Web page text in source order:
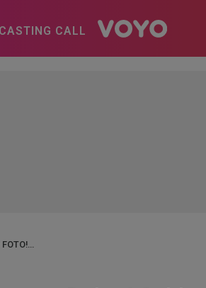
CASTING CALL